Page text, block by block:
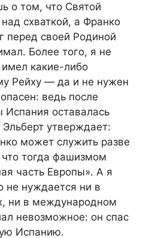
о том, что Святой
схваткой, а Франко
перед своей Родиной
Более того, я не
какие-либо
Рейху — да и не нужен
ведь после
Испания оставалась
утверждает:
может служить разве
что тогда фашизмом
часть Европы». А я
не нуждается ни в
ни в международном
невозможное: он спас
Испанию.